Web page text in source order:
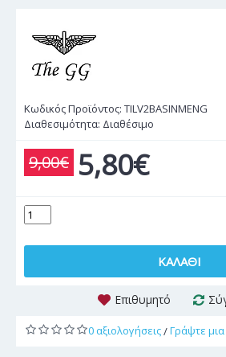
Κωδικός Προϊόντος: TILV2BASINMENG
Διαθεσιμότητα: Διαθέσιμο
9,00€ 5,80€
ΚΑΛΆΘΙ
Επιθυμητό
0 αξιολογήσεις/Γράψτε